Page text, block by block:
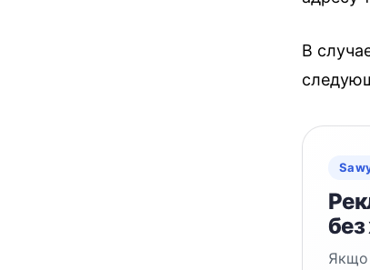
В
без
Якщо